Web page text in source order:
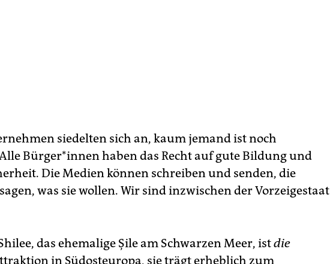
siedelten sich an, kaum jemand ist noch
Bürger*innen haben das Recht auf gute Bildung und
Die Medien können schreiben und senden, die
was sie wollen. Wir sind inzwischen der Vorzeigestaat
das ehemalige Şile am Schwarzen Meer, istdie
in Südosteuropa, sie trägt erheblich zum